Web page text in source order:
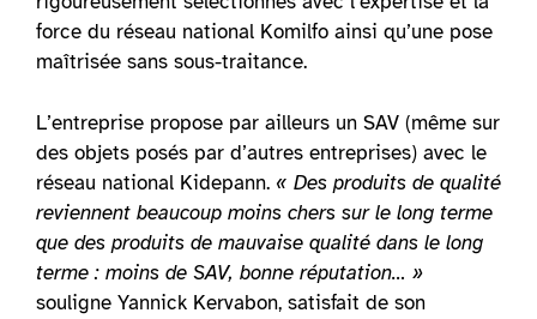
force du réseau national Komilfo ainsi qu’une pose
maîtrisée sans sous-traitance.
L’entreprise propose par ailleurs un SAV (même sur
des objets posés par d’autres entreprises) avec le
réseau national Kidepann. « Des produits de qualité
reviennent beaucoup moins chers sur le long terme
que des produits de mauvaise qualité dans le long
terme : moins de SAV, bonne réputation… »
souligne Yannick Kervabon, satisfait de son